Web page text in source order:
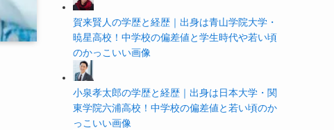
賀来賢人の学歴と経歴｜出身は青山学院大学・
暁星高校！中学校の偏差値と学生時代や若い頃
のかっこいい画像
小泉孝太郎の学歴と経歴｜出身は日本大学・関
東学院六浦高校！中学校の偏差値と若い頃のか
っこいい画像